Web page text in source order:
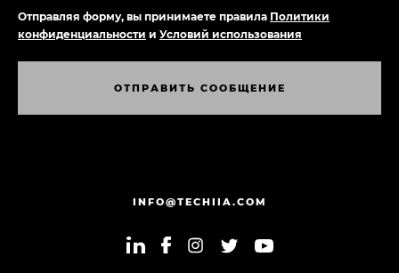
Отправляя форму, вы принимаете правила Политики
конфиденциальности и Условий использования
ОТП РАВИТЬ СООБЩЕНИЕ
INFO@TECHIIA.COM